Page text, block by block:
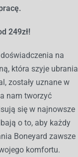
249zł!
na
która szyje ubrania
zostały uznane w
nam tworzyć
się w najnowsze
o to, aby każdy
Boneyard zawsze
komfortu.